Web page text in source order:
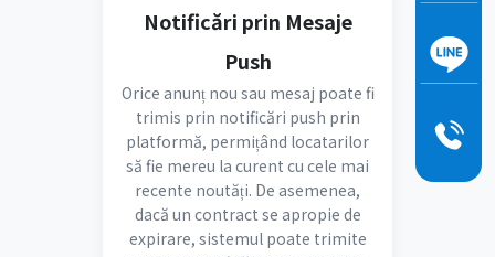
Notificări prin Mesaje
Push
Orice anunț nou sau mesaj poate fi
trimis prin notificări push prin
platformă, permițând locatarilor
să fie mereu la curent cu cele mai
recente noutăți. De asemenea,
dacă un contract se apropie de
expirare, sistemul poate trimite